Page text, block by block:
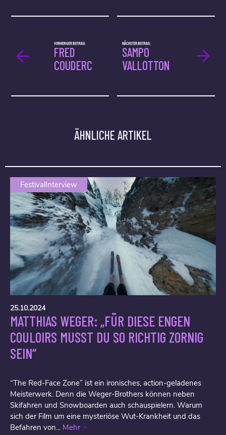
NÄCHSTER BEITRAG:
SAMPO
VALLOTTON
VORHERIGER BEITRAG:
FRED
COUDERC
ÄHNLICHE ARTIKEL
FestivalInterview
25.10.2024
MATTHIAS WEGER: „FÜR DIESE ENGEN
COULOIRS MUSST DU SO RICHTIG ZORNIG
SEIN“
“The Red-Face Zone” ist ein ironisches, action-geladenes
Meisterwerk. Denn die Weger-Brothers können neben
Skifahren und Snowboarden auch schauspielern. Warum
sich der Film um eine mysteriöse Wut-Krankheit und das
Befahren von... Mehr